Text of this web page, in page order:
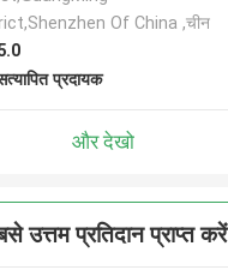
Of China ,चीन
प्रदायक
और देखो
उत्तम प्रतिदान प्राप्त करें